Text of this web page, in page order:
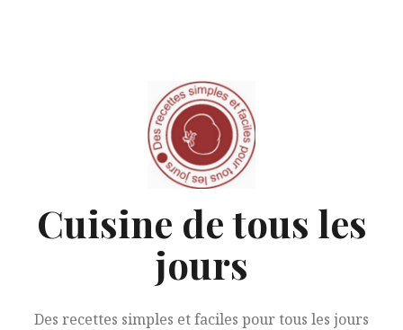
Cuisine de tous les
jours
Des recettes simples et faciles pour tous les jours